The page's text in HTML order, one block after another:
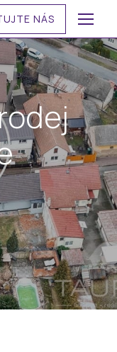
MENU
NÁS